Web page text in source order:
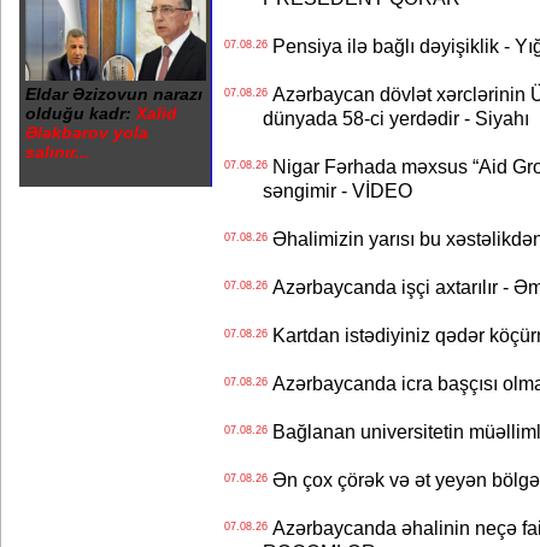
Eldar Əzizovun narazı
olduğu kadr: Xalid
Ələkbərov yola
salınır...
07.08.26Pensiya ilə bağlı dəyişiklik -
07.08.26Azərbaycan dövlət xərclərinin
dünyada 58-ci yerdədir - Siyahı
07.08.26Nigar Fərhada məxsus “Aid
səngimir - VİDEO
07.08.26Əhalimizin yarısı bu
07.08.26Azərbaycanda işçi axtarılır -
07.08.26Kartdan istədiyiniz qədər
07.08.26Azərbaycanda icra başçısı
07.08.26Bağlanan universitetin
07.08.26Ən çox çörək və ət yeyən
07.08.26Azərbaycanda əhalinin neçə